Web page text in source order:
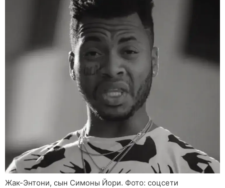
Жак-Энтони, сын Симоны Йори. Фото: соцсети